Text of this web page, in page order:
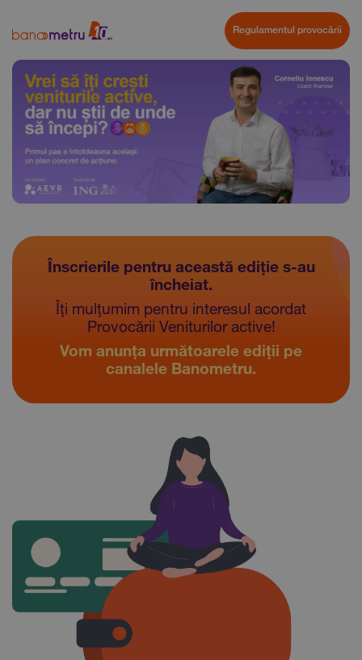
Regulamentul provocării
Înscrierile pentru această ediție s-au
încheiat.
Îți mulțumim pentru interesul acordat
Provocării Veniturilor active!
Vom anunța următoarele ediții pe
canalele Banometru.